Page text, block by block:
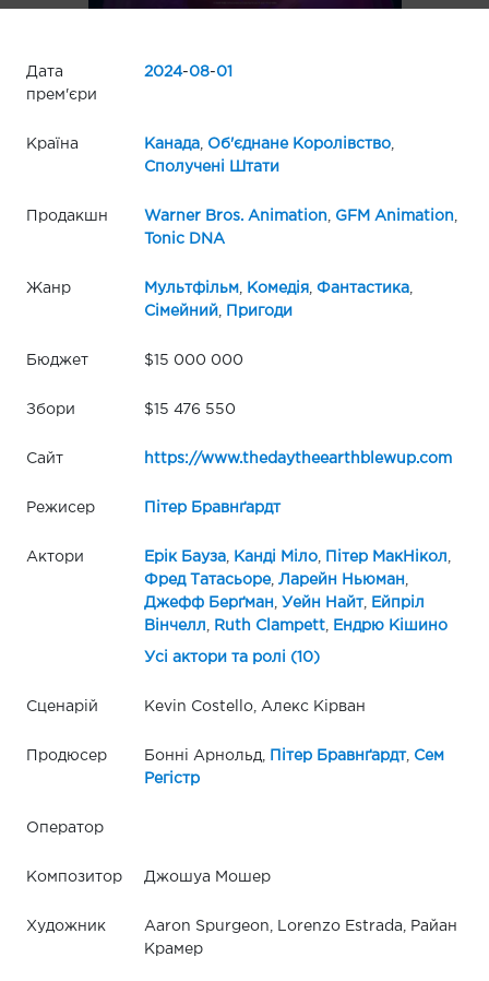
Дата
прем'єри
2024-08-01
Країна Канада, Об'єднане Королівство,
Сполучені Штати
Продакшн Warner Bros. Animation GFM Animation
Tonic DNA
Жанр Мультфільм, Комедія, Фантастика,
Сімейний
Пригоди
Бюджет $15 000 000
Збори $15 476 550
Сайт https://www.thedaytheearthblewup.com
Режисер Пітер Бравнґардт
Актори Ерік Бауза, Канді Міло, Пітер МакНікол
Фред Татасьоре, Ларейн Ньюман
Джефф Берґман
Уейн Найт,
Ейпріл
Вінчелл
Ruth Clampett, Ендрю Кішино
Усі актори та ролі (10)
Сценарій Kevin Costello, Алекс Кірван
Продюсер Бонні Арнольд, Пітер Бравнґардт, Сем
Регістр
Оператор
Композитор Джошуа Мошер
Художник
Aaron Spurgeon, Lorenzo Estrada, Райан
Крамер